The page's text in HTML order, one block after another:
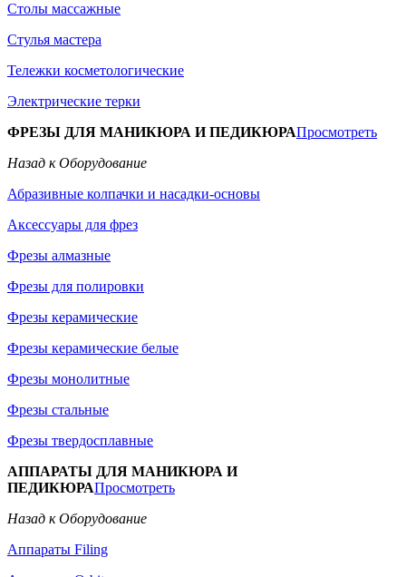
Столы массажные
Стулья мастера
Тележки косметологические
Электрические терки
ФРЕЗЫ ДЛЯ МАНИКЮРА И ПЕДИКЮРАПросмотреть
Назад к Оборудование
Абразивные колпачки и насадки-основы
Аксессуары для фрез
Фрезы алмазные
Фрезы для полировки
Фрезы керамические
Фрезы керамические белые
Фрезы монолитные
Фрезы стальные
Фрезы твердосплавные
АППАРАТЫ ДЛЯ МАНИКЮРА И
ПЕДИКЮРАПросмотреть
Назад к Оборудование
Аппараты Filing